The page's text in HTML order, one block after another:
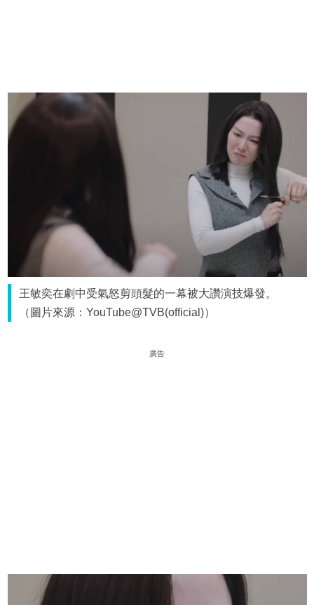
王敏奕在劇中受氣怒剪頭髮的一幕被大讚演技爆發。
（圖片來源：YouTube@TVB(official)）
廣告